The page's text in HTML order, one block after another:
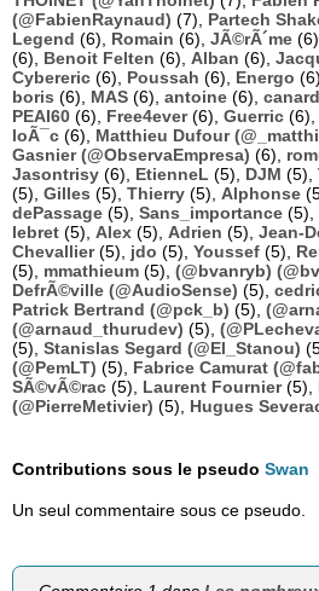
(@FabienRaynaud) (7), Partech
Legend (6), Romain (6), JÃ©rÃ´me (6),
(6), Benoit Felten (6), Alban (6),
Cybereric (6), Poussah (6), Energo
boris (6), MAS (6), antoine (6),
PEAI60 (6), Free4ever(6), Guerric (6),
loÃ¯c (6), Matthieu Dufour
Gasnier (@ObservaEmpresa) (6),
Jasontrisy (6), EtienneL (5), DJM (5),
(5), Gilles (5), Thierry (5), Alphonse
dePassage (5), Sans_importance (5),
lebret (5), Alex (5), Adrien (5), Jean-
Chevallier(5), jdo (5), Youssef (5),
(5), mmathieum (5), (@bvanryb)
DefrÃ©ville (@AudioSense) (5),
Patrick Bertrand (@pck_b) (5),
(@arnaud_thurudev) (5),
(5), Stanislas Segard (@El_Stanou)
(@PemLT) (5), Fabrice Camurat
SÃ©vÃ©rac (5), Laurent Fournier(5),
(@PierreMetivier) (5), Hugues
Contributions sous le pseudo Swan
Un seul commentaire sous ce pseudo.